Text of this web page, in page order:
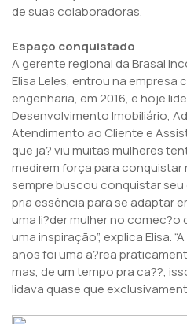
de suas colaboradoras.
Espaço conquistado
A gerente regional da Brasal
Elisa Leles, entrou na empresa
engenharia, em 2016, e hoje
Desenvolvimento Imobiliário,
Atendimento ao Cliente e
que ja? viu muitas mulheres
medirem força para conquistar
sempre buscou conquistar
pria essência para se adaptar
uma li?der mulher no comec?o
uma inspiração”, explica Elisa.
anos foi uma a?rea
mas, de um tempo pra ca??,
lidava quase que